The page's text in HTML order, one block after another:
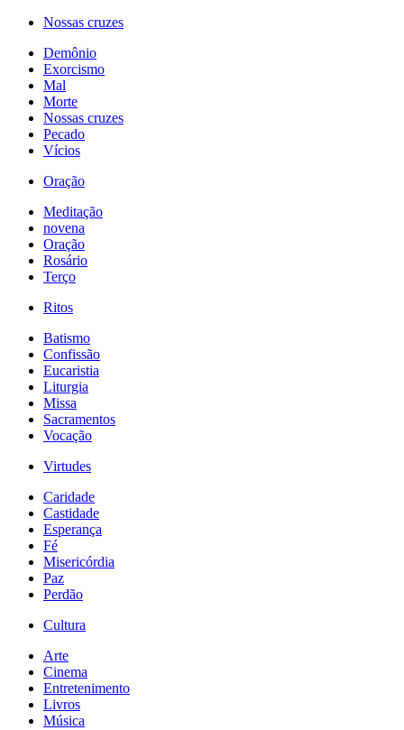
Nossas cruzes
Demônio
Exorcismo
Mal
Morte
Nossas cruzes
Pecado
Vícios
Oração
Meditação
novena
Oração
Rosário
Terço
Ritos
Batismo
Confissão
Eucaristia
Liturgia
Missa
Sacramentos
Vocação
Virtudes
Caridade
Castidade
Esperança
Fé
Misericórdia
Paz
Perdão
Cultura
Arte
Cinema
Entretenimento
Livros
Música